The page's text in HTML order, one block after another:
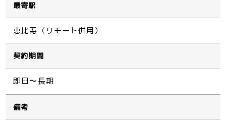
最寄駅
恵比寿（リモート併用）
契約期間
即日〜長期
備考